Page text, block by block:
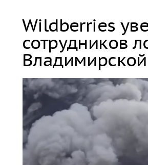
Wildberries
сотрудников